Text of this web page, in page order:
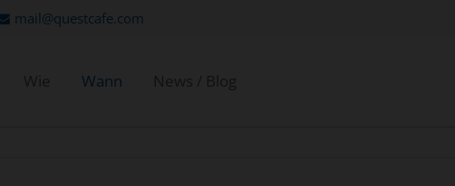
mail@questcafe.com
Wann